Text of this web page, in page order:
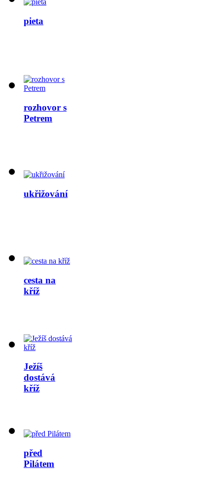
pieta
rozhovor s
Petrem
ukřižování
cesta na
kříž
Ježíš
dostává
kříž
před
Pilátem